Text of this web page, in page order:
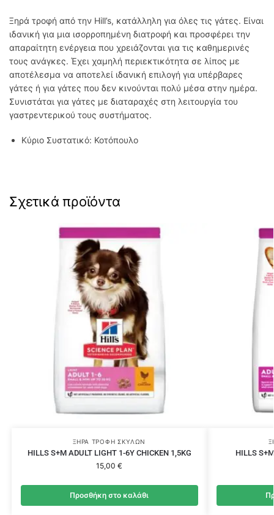
Ξηρά τροφή από την Hill’s, κατάλληλη για όλες τις γάτες. Είναι
ιδανική για μια ισορροπημένη διατροφή και προσφέρει την
απαραίτητη ενέργεια που χρειάζονται για τις καθημερινές
τους ανάγκες. Έχει χαμηλή περιεκτικότητα σε λίπος με
αποτέλεσμα να αποτελεί ιδανική επιλογή για υπέρβαρες
γάτες ή για γάτες που δεν κινούνται πολύ μέσα στην ημέρα.
Συνιστάται για γάτες με διαταραχές στη λειτουργία του
γαστρεντερικού τους συστήματος.
Κύριο Συστατικό: Κοτόπουλο
Σχετικά προϊόντα
ΞΗΡΆ ΤΡΟΦΉ ΣΚΎΛΩΝ
HILLS S+M ADULT LIGHT 1-6Y CHICKEN 1,5KG
15,00€
Προσθήκη στο καλάθι
HILLS